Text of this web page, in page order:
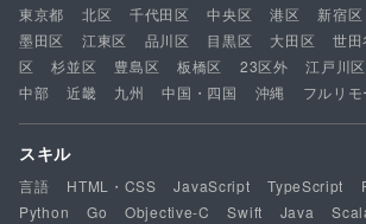
東京都
北区 千代田区 中央区 港区 新宿区
墨田区
江東区 品川区 目黒区 大田区 世田
区
杉並区 豊島区 板橋区 23区外 江戸川区
中部
近畿 九州 中国・四国 沖縄 フルリモ
スキル
言語 HTML・CSS JavaScript TypeScript
Python
Go Objective-C Swift Java